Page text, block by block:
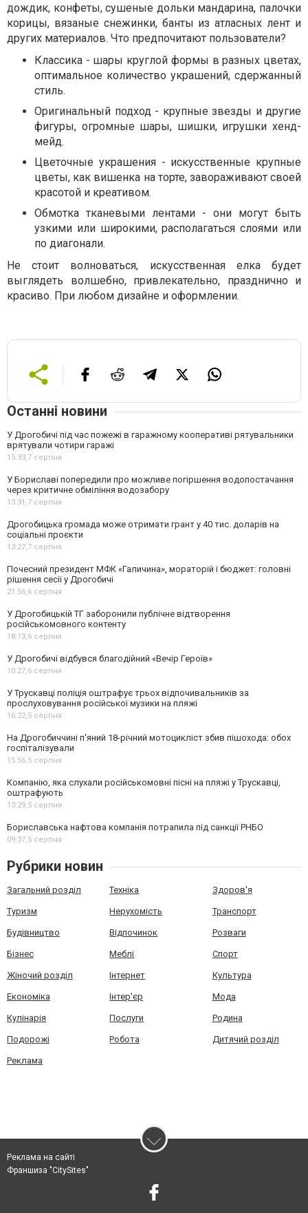
дождик, конфеты, сушеные дольки мандарина, палочки
корицы, вязаные снежинки, банты из атласных лент и
других материалов. Что предпочитают пользователи?
Классика - шары круглой формы в разных цветах,
оптимальное количество украшений, сдержанный
стиль.
Оригинальный подход - крупные звезды и другие
фигуры, огромные шары, шишки, игрушки хенд-
мейд.
Цветочные украшения - искусственные крупные
цветы, как вишенка на торте, завораживают своей
красотой и креативом.
Обмотка тканевыми лентами - они могут быть
узкими или широкими, располагаться слоями или
по диагонали.
Не стоит волноваться, искусственная елка будет
выглядеть волшебно, привлекательно, празднично и
красиво. При любом дизайне и оформлении.
Останні новини
У Дрогобичі під час пожежі в гаражному кооперативі рятувальники
врятували чотири гаражі
15:33,7 серпня
У Бориславі попередили про можливе погіршення водопостачання
через критичне обміління водозабору
13:31,7 серпня
Дрогобицька громада може отримати грант у 40 тис. доларів на
соціальні проєкти
13:27,7 серпня
Почесний президент МФК «Галичина», мораторій і бюджет: головні
рішення сесії у Дрогобичі
21:56,6 серпня
У Дрогобицькій ТГ заборонили публічне відтворення
російськомовного контенту
18:13,6 серпня
У Дрогобичі відбувся благодійний «Вечір Героїв»
10:27,6 серпня
У Трускавці поліція оштрафує трьох відпочивальників за
прослуховування російської музики на пляжі
16:22,5 серпня
На Дрогобиччині п'яний 18-річний мотоцикліст збив пішохода: обох
госпіталізували
15:56,5 серпня
Компанію, яка слухали російськомовні пісні на пляжі у Трускавці,
оштрафують
13:29,5 серпня
Бориславська нафтова компанія потрапила під санкції РНБО
09:37,5 серпня
Рубрики новин
Загальний розділ Техніка Здоров'я
Туризм Нерухомість Транспорт
Будівництво Відпочинок Розваги
Бізнес Меблі Спорт
Жіночий розділ Інтернет Культура
Економіка Інтер'єр Мода
Кулінарія Послуги Родина
Подорожі Робота Дитячий розділ
Реклама
Реклама на сайті
Франшиза "CitySites"